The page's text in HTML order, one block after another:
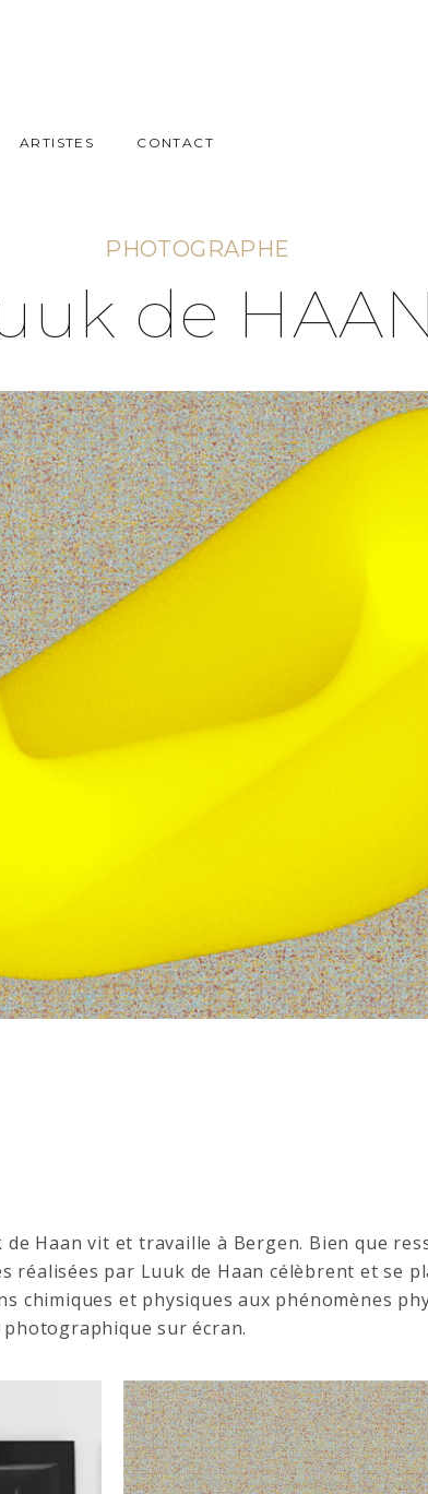
ARTISTES CONTACT
PHOTOGRAPHE
de
de Haan vit et travaille à Bergen. Bien que
réalisées par Luuk de Haan célèbrent et se
chimiques et physiques aux phénomènes
sur écran.